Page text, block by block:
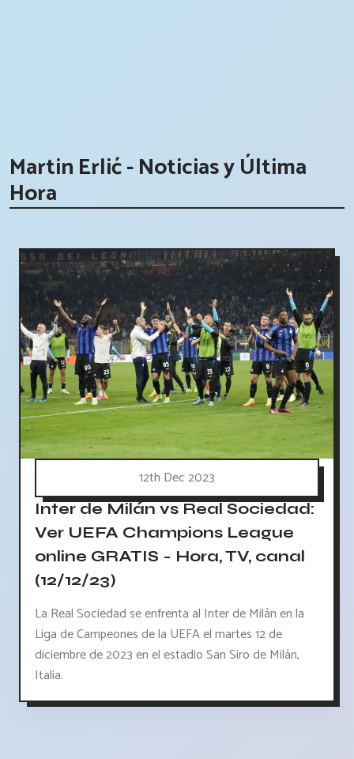
Martin Erlić - Noticias y Última
Hora
12th Dec 2023
Inter de Milán vs Real Sociedad:
Ver UEFA Champions League
online GRATIS - Hora, TV, canal
(12/12/23)
La Real Sociedad se enfrenta al Inter de Milán en la
Liga de Campeones de la UEFA el martes 12 de
diciembre de 2023 en el estadio San Siro de Milán,
Italia.